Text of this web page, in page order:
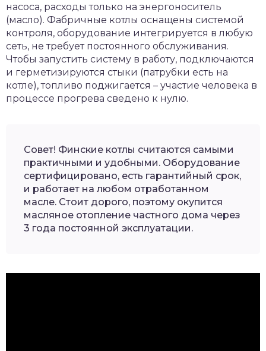
насоса, расходы только на энергоноситель
(масло). Фабричные котлы оснащены системой
контроля, оборудование интегрируется в любую
сеть, не требует постоянного обслуживания.
Чтобы запустить систему в работу, подключаются
и герметизируются стыки (патрубки есть на
котле), топливо поджигается – участие человека в
процессе прогрева сведено к нулю.
Совет! Финские котлы считаются самыми
практичными и удобными. Оборудование
сертифицировано, есть гарантийный срок,
и работает на любом отработанном
масле. Стоит дорого, поэтому окупится
масляное отопление частного дома через
3 года постоянной эксплуатации.